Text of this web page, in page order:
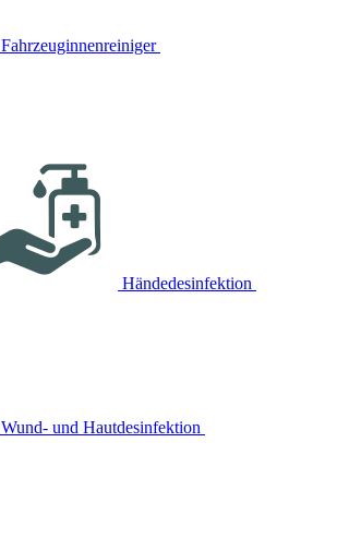
Fahrzeuginnenreiniger
Händedesinfektion
Wund- und Hautdesinfektion